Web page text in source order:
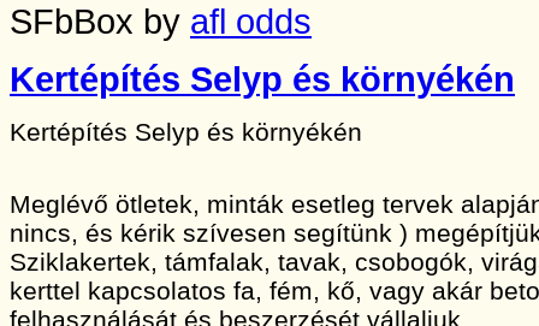
SFbBox by afl odds
Kertépítés Selyp és környékén
Kertépítés Selyp és környékén
Meglévő ötletek, minták esetleg tervek
nincs, és kérik szívesen segítünk )
Sziklakertek, támfalak, tavak, csobogók,
kerttel kapcsolatos fa, fém, kő, vagy akár
felhasználását és beszerzését vállaljuk.